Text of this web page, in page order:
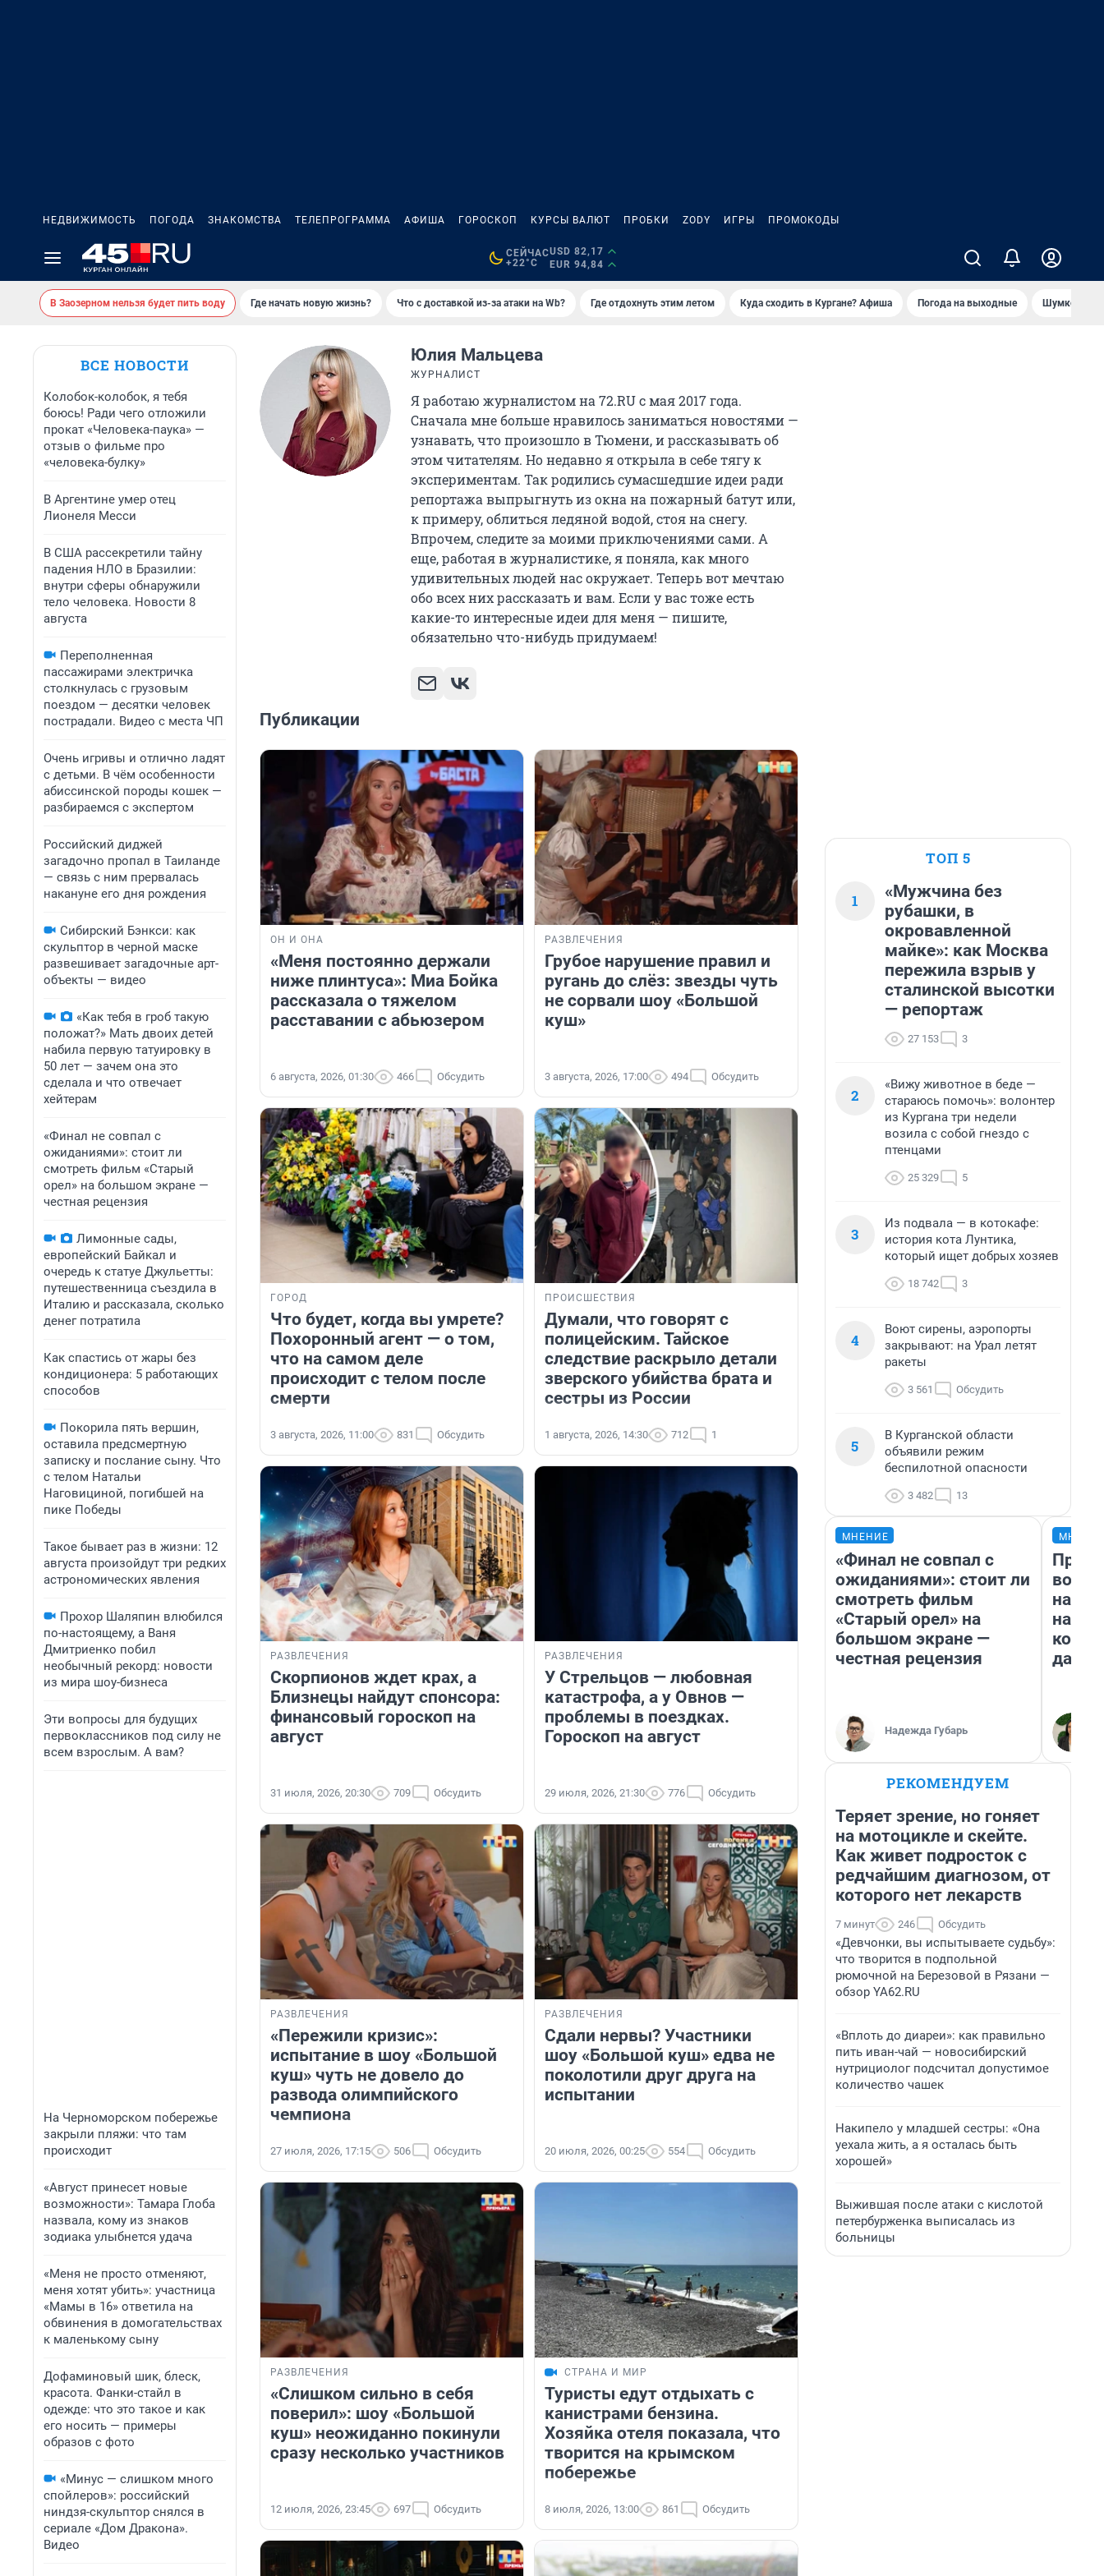
НЕДВИЖИМОСТЬ ПОГОДА ЗНАКОМСТВА ТЕЛЕПРОГРАММА АФИША ГОРОСКОП КУРСЫ ВАЛЮТ ПРОБКИ ZODY ИГРЫ ПРОМОКОДЫ
СЕЙЧАС
+22°C
USD 82,17
EUR 94,84
В Заозерном нельзя будет пить воду Где начать новую жизнь? Что с доставкой из-за атаки на Wb? Где отдохнуть этим летом Куда сходить в Кургане? Афиша Погода на выходные Шумков в
ВСЕ НОВОСТИ
Колобок-колобок, я тебя
боюсь! Ради чего отложили
прокат «Человека-паука» —
отзыв о фильме про
«человека-булку»
В Аргентине умер отец
Лионеля Месси
В США рассекретили тайну
падения НЛО в Бразилии:
внутри сферы обнаружили
тело человека. Новости 8
августа
Переполненная
пассажирами электричка
столкнулась с грузовым
поездом — десятки человек
пострадали. Видео с места ЧП
Очень игривы и отлично ладят
с детьми. В чём особенности
абиссинской породы кошек —
разбираемся с экспертом
Российский диджей
загадочно пропал в Таиланде
— связь с ним прервалась
накануне его дня рождения
Сибирский Бэнкси: как
скульптор в черной маске
развешивает загадочные арт-
объекты — видео
«Как тебя в гроб такую
положат?» Мать двоих детей
набила первую татуировку в
50 лет — зачем она это
сделала и что отвечает
хейтерам
«Финал не совпал с
ожиданиями»: стоит ли
смотреть фильм «Старый
орел» на большом экране —
честная рецензия
Лимонные сады,
европейский Байкал и
очередь к статуе Джульетты:
путешественница съездила в
Италию и рассказала, сколько
денег потратила
Как спастись от жары без
кондиционера: 5 работающих
способов
Покорила пять вершин,
оставила предсмертную
записку и послание сыну. Что
с телом Натальи
Наговициной, погибшей на
пике Победы
Такое бывает раз в жизни: 12
августа произойдут три редких
астрономических явления
Прохор Шаляпин влюбился
по-настоящему, а Ваня
Дмитриенко побил
необычный рекорд: новости
из мира шоу-бизнеса
Эти вопросы для будущих
первоклассников под силу не
всем взрослым. А вам?
На Черноморском побережье
закрыли пляжи: что там
происходит
«Август принесет новые
возможности»: Тамара Глоба
назвала, кому из знаков
зодиака улыбнется удача
«Меня не просто отменяют,
меня хотят убить»: участница
«Мамы в 16» ответила на
обвинения в домогательствах
к маленькому сыну
Дофаминовый шик, блеск,
красота. Фанки-стайл в
одежде: что это такое и как
его носить — примеры
образов с фото
«Минус — слишком много
спойлеров»: российский
ниндзя-скульптор снялся в
сериале «Дом Дракона».
Видео
Юлия Мальцева
ЖУРНАЛИСТ
Я работаю журналистом на 72.RU с мая 2017 года.
Сначала мне больше нравилось заниматься новостями —
узнавать, что произошло в Тюмени, и рассказывать об
этом читателям. Но недавно я открыла в себе тягу к
экспериментам. Так родились сумасшедшие идеи ради
репортажа выпрыгнуть из окна на пожарный батут или,
к примеру, облиться ледяной водой, стоя на снегу.
Впрочем, следите за моими приключениями сами. А
еще, работая в журналистике, я поняла, как много
удивительных людей нас окружает. Теперь вот мечтаю
обо всех них рассказать и вам. Если у вас тоже есть
какие-то интересные идеи для меня — пишите,
обязательно что-нибудь придумаем!
Публикации
ОН И ОНА
«Меня постоянно держали
ниже плинтуса»: Миа Бойка
рассказала о тяжелом
расставании с абьюзером
6 августа, 2026, 01:30 466 Обсудить
РАЗВЛЕЧЕНИЯ
Грубое нарушение правил и
ругань до слёз: звезды чуть
не сорвали шоу «Большой
куш»
3 августа, 2026, 17:00 494 Обсудить
ГОРОД
Что будет, когда вы умрете?
Похоронный агент — о том,
что на самом деле
происходит с телом после
смерти
3 августа, 2026, 11:00 831 Обсудить
ПРОИСШЕСТВИЯ
Думали, что говорят с
полицейским. Тайское
следствие раскрыло детали
зверского убийства брата и
сестры из России
1 августа, 2026, 14:30 712 1
РАЗВЛЕЧЕНИЯ
Скорпионов ждет крах, а
Близнецы найдут спонсора:
финансовый гороскоп на
август
31 июля, 2026, 20:30 709 Обсудить
РАЗВЛЕЧЕНИЯ
У Стрельцов — любовная
катастрофа, а у Овнов —
проблемы в поездках.
Гороскоп на август
29 июля, 2026, 21:30 776 Обсудить
РАЗВЛЕЧЕНИЯ
«Пережили кризис»:
испытание в шоу «Большой
куш» чуть не довело до
развода олимпийского
чемпиона
27 июля, 2026, 17:15 506 Обсудить
РАЗВЛЕЧЕНИЯ
Сдали нервы? Участники
шоу «Большой куш» едва не
поколотили друг друга на
испытании
20 июля, 2026, 00:25 554 Обсудить
РАЗВЛЕЧЕНИЯ
«Слишком сильно в себя
поверил»: шоу «Большой
куш» неожиданно покинули
сразу несколько участников
12 июля, 2026, 23:45 697 Обсудить
СТРАНА И МИР
Туристы едут отдыхать с
канистрами бензина.
Хозяйка отеля показала, что
творится на крымском
побережье
8 июля, 2026, 13:00 861 Обсудить
ТОП 5
1
«Мужчина без
рубашки, в
окровавленной
майке»: как Москва
пережила взрыв у
сталинской высотки
— репортаж
27 153 3
2
«Вижу животное в беде —
стараюсь помочь»: волонтер
из Кургана три недели
возила с собой гнездо с
птенцами
25 329 5
3
Из подвала — в котокафе:
история кота Лунтика,
который ищет добрых хозяев
18 742 3
4
Воют сирены, аэропорты
закрывают: на Урал летят
ракеты
3 561 Обсудить
5
В Курганской области
объявили режим
беспилотной опасности
3 482 13
МНЕНИЕ
«Финал не совпал с
ожиданиями»: стоит ли
смотреть фильм
«Старый орел» на
большом экране —
честная рецензия
Надежда Губарь
нам
даже
РЕКОМЕНДУЕМ
Теряет зрение, но гоняет
на мотоцикле и скейте.
Как живет подросток с
редчайшим диагнозом, от
которого нет лекарств
7 минут 246 Обсудить
«Девчонки, вы испытываете судьбу»:
что творится в подпольной
рюмочной на Березовой в Рязани —
обзор YA62.RU
«Вплоть до диареи»: как правильно
пить иван-чай — новосибирский
нутрициолог подсчитал допустимое
количество чашек
Накипело у младшей сестры: «Она
уехала жить, а я осталась быть
хорошей»
Выжившая после атаки с кислотой
петербурженка выписалась из
больницы